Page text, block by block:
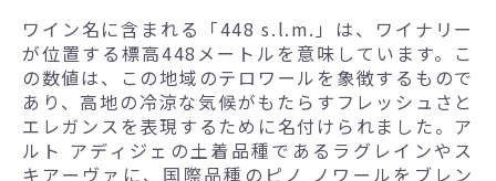
ワイン名に含まれる「448 s.l.m.」は、ワイナリー
が位置する標高448メートルを意味しています。こ
の数値は、この地域のテロワールを象徴するもので
あり、高地の冷涼な気候がもたらすフレッシュさと
エレガンスを表現するために名付けられました。ア
ルト アディジェの土着品種であるラグレインやス
キアーヴァに、国際品種のピノ ノワールをブレン